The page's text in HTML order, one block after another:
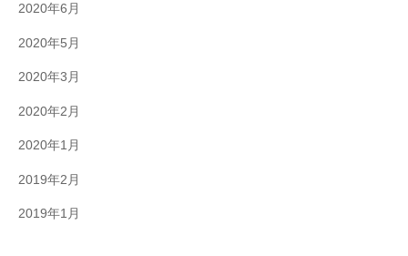
2020年6月
2020年5月
2020年3月
2020年2月
2020年1月
2019年2月
2019年1月